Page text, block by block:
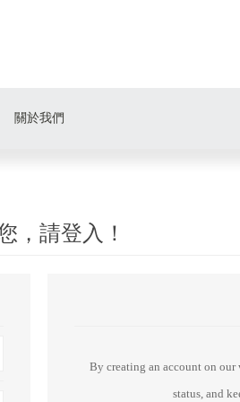
關於我們
，請登入！
By creating an account on our
status, and